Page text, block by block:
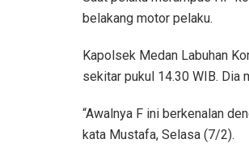
belakang motor pelaku.
Kapolsek Medan Labuhan
sekitar pukul 14.30 WIB. Dia
“Awalnya F ini berkenalan
kata Mustafa, Selasa (7/2).